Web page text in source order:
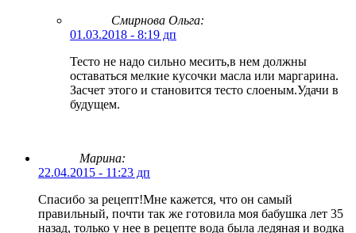
Смирнова Ольга:
01.03.2018 - 8:19 дп
Тесто не надо сильно месить,в нем должны
оставаться мелкие кусочки масла или маргарина.
Засчет этого и становится тесто слоеным.Удачи в
будущем.
Марина:
22.04.2015 - 11:23 дп
Спасибо за рецепт!Мне кажется, что он самый
правильный, почти так же готовила моя бабушка лет 35
назад, только у нее в рецепте вода была ледяная и водка